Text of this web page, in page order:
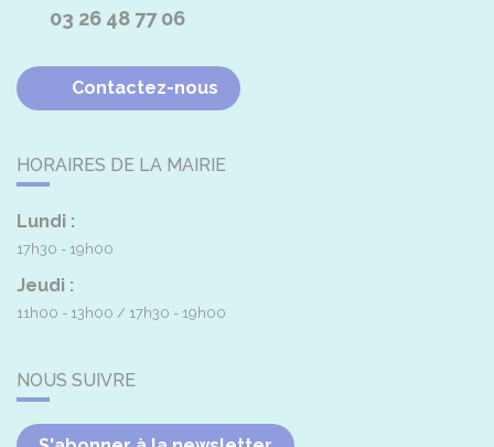
03 26 48 77 06
Contactez-nous
HORAIRES DE LA MAIRIE
Lundi :
17h30 - 19h00
Jeudi :
11h00 - 13h00 17h30 - 19h00
NOUS SUIVRE